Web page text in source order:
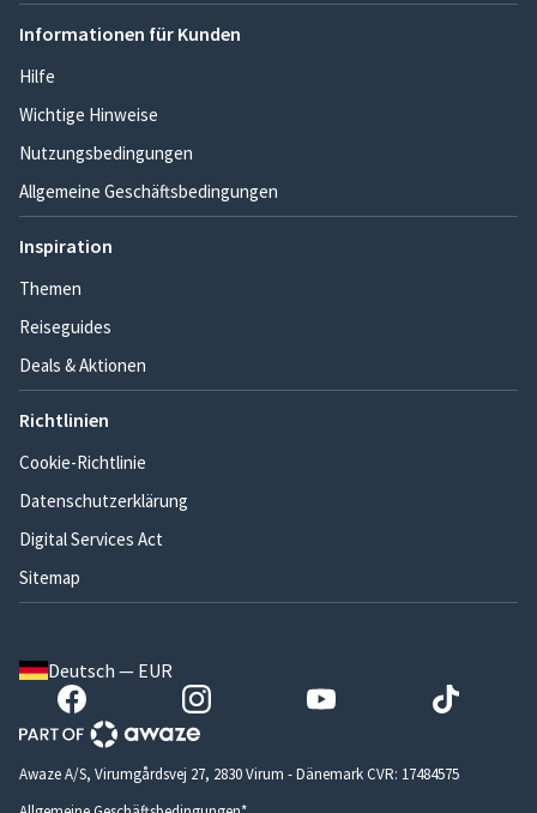
Informationen für Kunden
Hilfe
Wichtige Hinweise
Nutzungsbedingungen
Allgemeine Geschäftsbedingungen
Inspiration
Themen
Reiseguides
Deals & Aktionen
Richtlinien
Cookie-Richtlinie
Datenschutzerklärung
Digital Services Act
Sitemap
Deutsch — EUR
Awaze A/S, Virumgårdsvej 27, 2830 Virum - Dänemark CVR: 17484575